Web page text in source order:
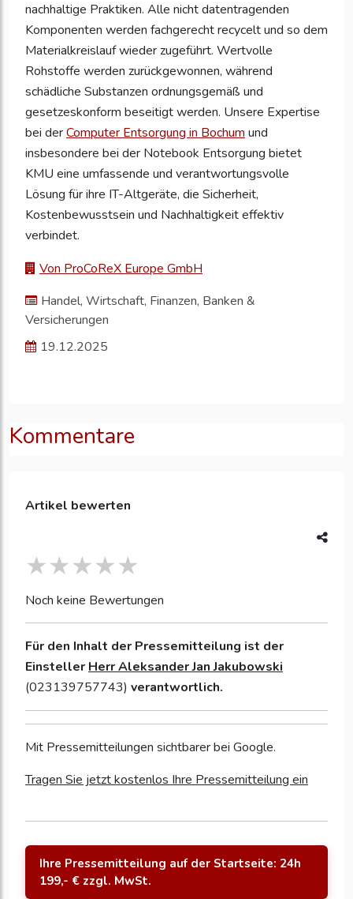
nachhaltige Praktiken. Alle nicht datentragenden
Komponenten werden fachgerecht recycelt und so dem
Materialkreislauf wieder zugeführt. Wertvolle
Rohstoffe werden zurückgewonnen, während
schädliche Substanzen ordnungsgemäß und
gesetzeskonform beseitigt werden. Unsere Expertise
bei derComputer Entsorgung in Bochum und
insbesondere bei der Notebook Entsorgung bietet
KMU eine umfassende und verantwortungsvolle
Lösung für ihre IT-Altgeräte, die Sicherheit,
Kostenbewusstsein und Nachhaltigkeit effektiv
verbindet.
Von ProCoReX Europe GmbH
Handel, Wirtschaft, Finanzen, Banken &
Versicherungen
19.12.2025
Kommentare
Artikel bewerten
Noch keine Bewertungen
Für den Inhalt der Pressemitteilung ist der
Einsteller Herr Aleksander Jan Jakubowski
(023139757743) verantwortlich.
Mit Pressemitteilungen sichtbarer bei Google.
Tragen Sie jetzt kostenlos Ihre Pressemitteilung ein
Ihre Pressemitteilung auf der Startseite: 24h
199,- € zzgl. MwSt.